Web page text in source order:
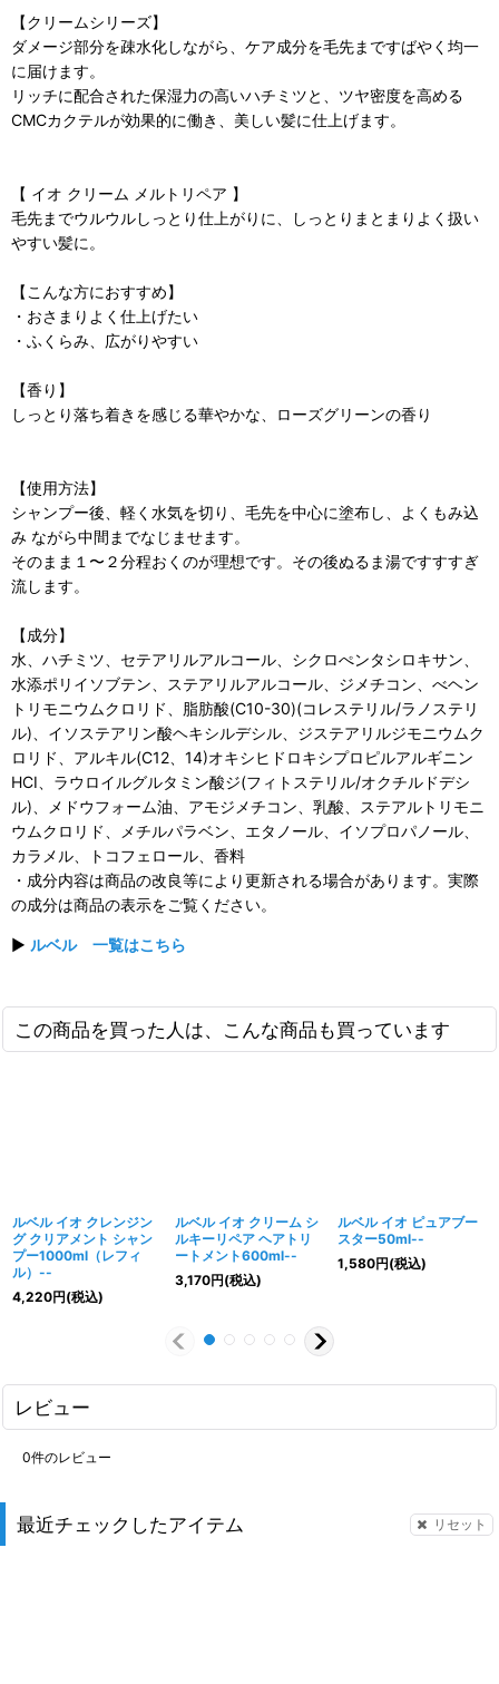
【クリームシリーズ】
ダメージ部分を疎水化しながら、ケア成分を毛先まですばやく均一
に届けます。
リッチに配合された保湿力の高いハチミツと、ツヤ密度を高める
CMCカクテルが効果的に働き、美しい髪に仕上げます。
【 イオ クリーム メルトリペア 】
毛先までウルウルしっとり仕上がりに、しっとりまとまりよく扱い
やすい髪に。
【こんな方におすすめ】
・おさまりよく仕上げたい
・ふくらみ、広がりやすい
【香り】
しっとり落ち着きを感じる華やかな、ローズグリーンの香り
【使用方法】
シャンプー後、軽く水気を切り、毛先を中心に塗布し、よくもみ込
み ながら中間までなじませます。
そのまま１〜２分程おくのが理想です。その後ぬるま湯ですすすぎ
流します。
【成分】
水、ハチミツ、セテアリルアルコール、シクロぺンタシロキサン、
水添ポリイソブテン、ステアリルアルコール、ジメチコン、べヘン
トリモニウムクロリド、脂肪酸(C10-30)(コレステリル/ラノステリ
ル)、イソステアリン酸ヘキシルデシル、ジステアリルジモニウムク
ロリド、アルキル(C12、14)オキシヒドロキシプロピルアルギニン
HCI、ラウロイルグルタミン酸ジ(フィトステリル/オクチルドデシ
ル)、メドウフォーム油、アモジメチコン、乳酸、ステアルトリモニ
ウムクロリド、メチルパラベン、エタノール、イソプロパノール、
カラメル、トコフェロール、香料
・成分内容は商品の改良等により更新される場合があります。実際
の成分は商品の表示をご覧ください。
▶ ルベル 一覧はこちら
この商品を買った人は、こんな商品も買っています
ルベル イオ クレンジン
グ クリアメント シャン
プー1000ml（レフィ
ル）--
4,220円(税込)
ルベル イオ クリーム シ
ルキーリペア ヘアトリ
ートメント600ml--
3,170円(税込)
ルベル イオ ピュアブー
スター50ml--
1,580円(税込)
レビュー
0件のレビュー
最近チェックしたアイテム リセット